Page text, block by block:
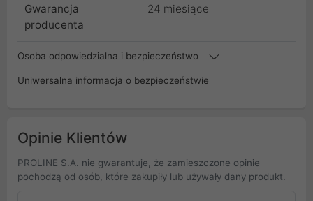
Gwarancja
producenta
24 miesiące
Osoba odpowiedzialna i bezpieczeństwo
Uniwersalna informacja o bezpieczeństwie
Opinie Klientów
PROLINE S.A. nie gwarantuje, że zamieszczone opinie
pochodzą od osób, które zakupiły lub używały dany produkt.